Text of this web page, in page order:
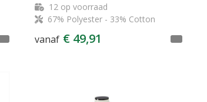
12 op voorraad
67% Polyester - 33% Cotton
vanaf € 49,91